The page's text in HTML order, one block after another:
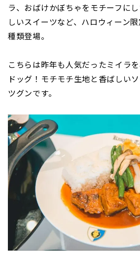
ラ、おばけかぼちゃをモチーフに
しいスイーツなど、ハロウィーン
種類登場。
こちらは昨年も人気だったミイラ
ドッグ！モチモチ生地と香ばしい
ツグンです。